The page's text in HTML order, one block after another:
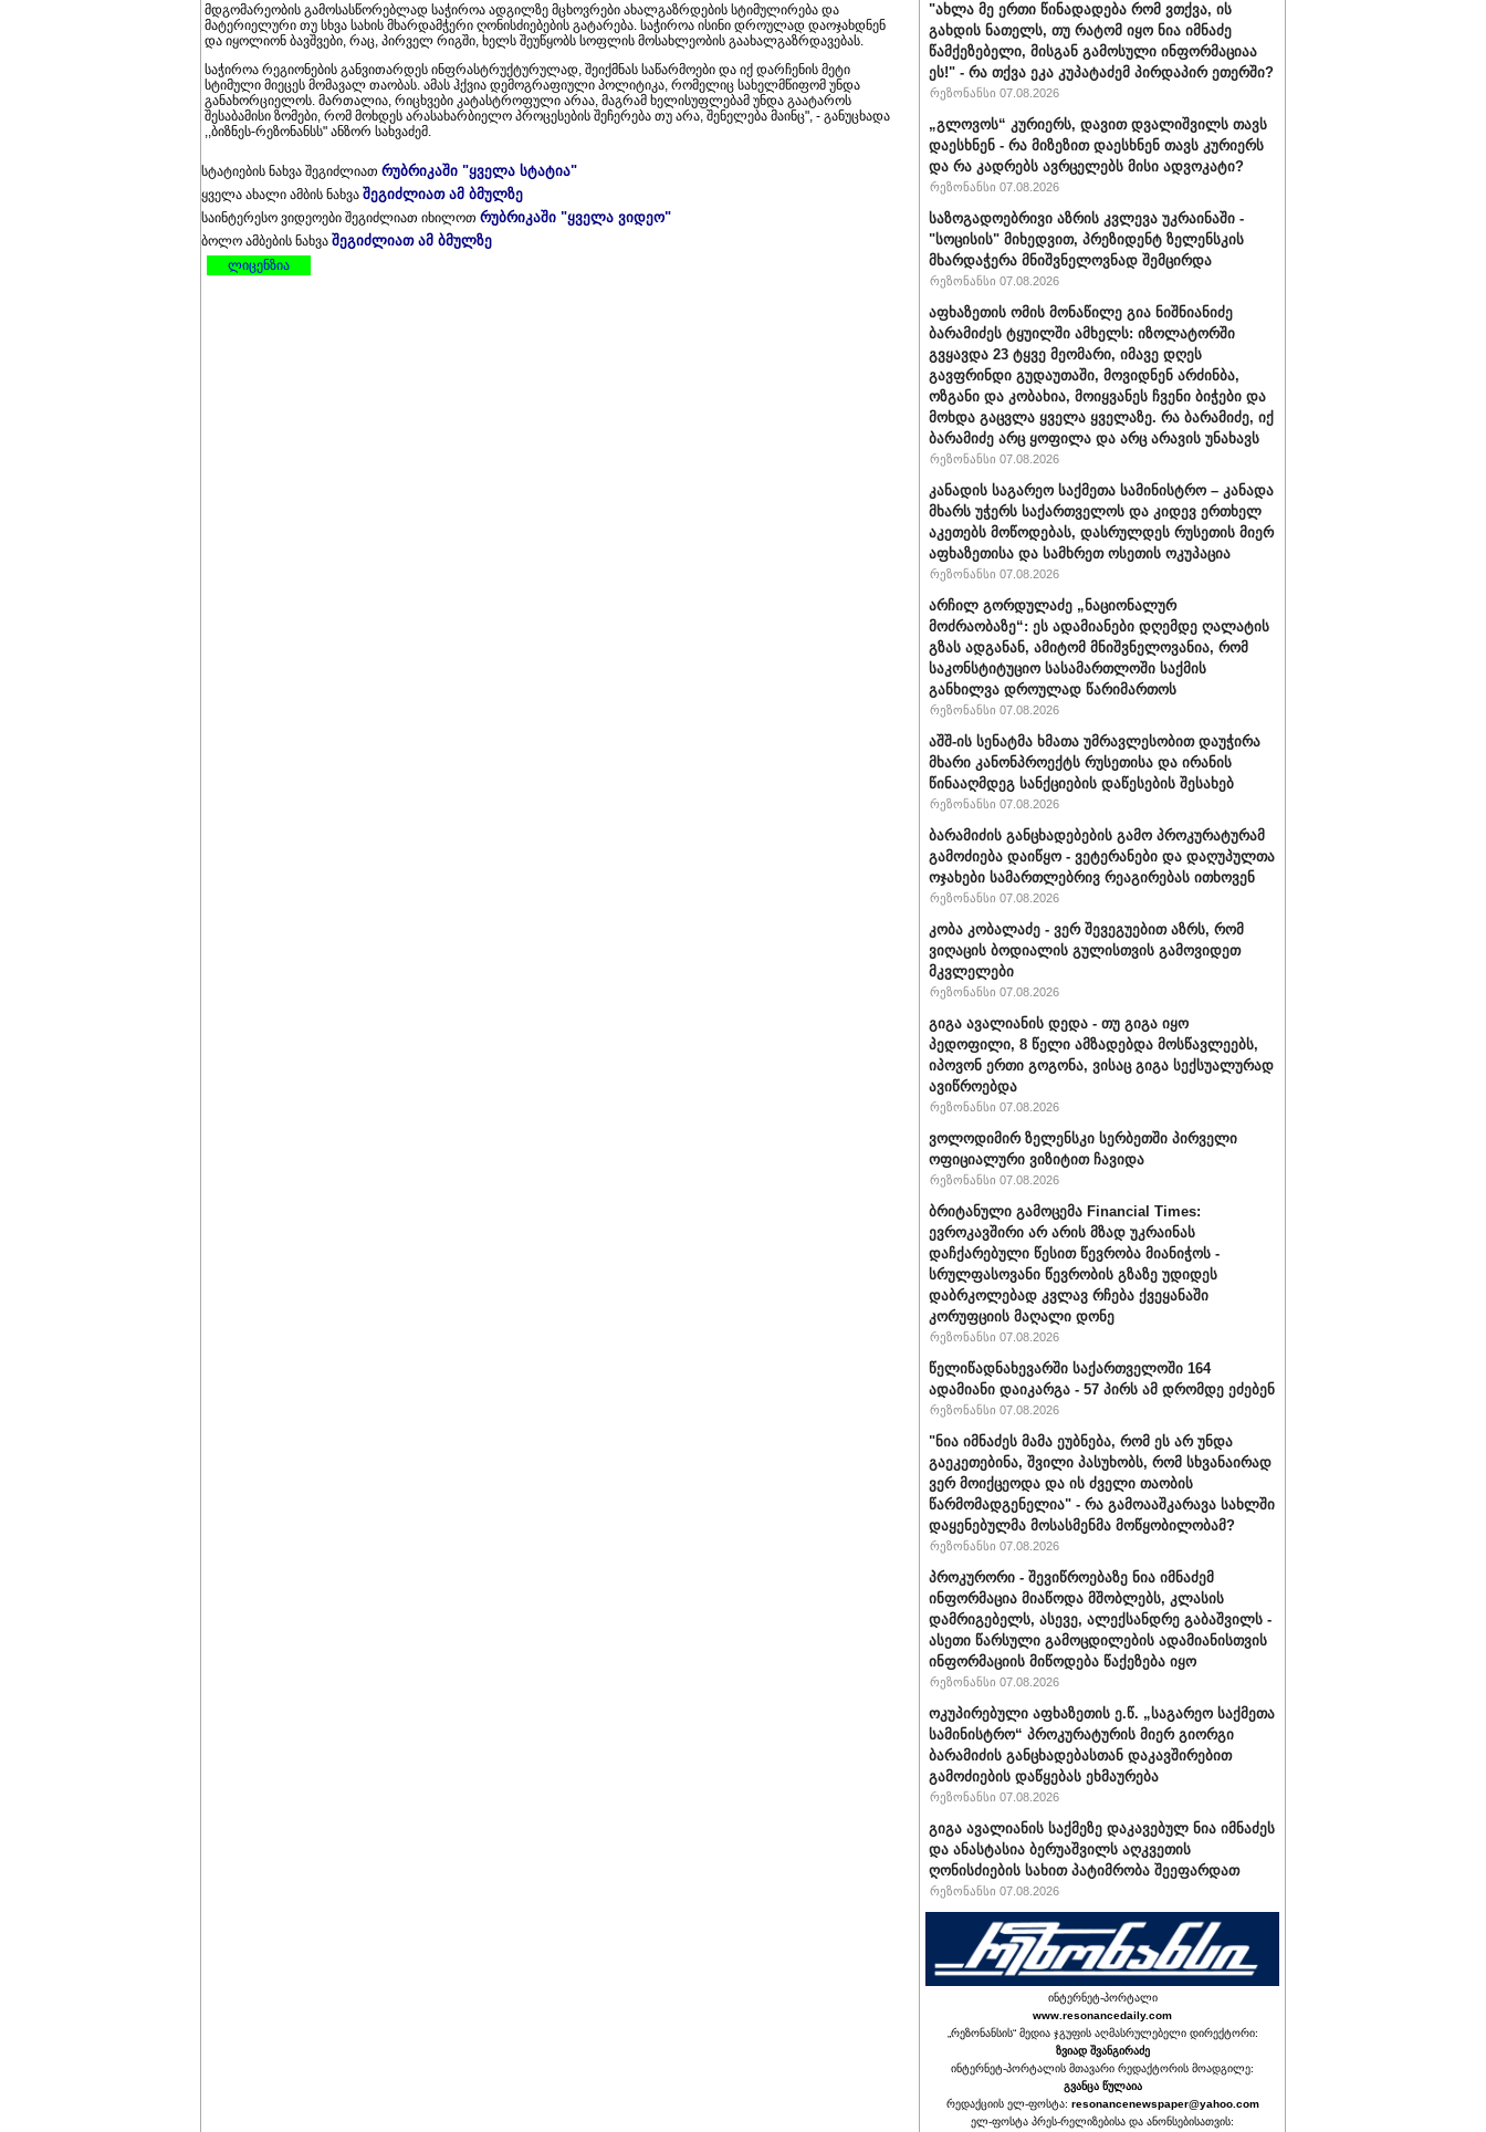
მდგომარეობის გამოსასწორებლად საჭიროა ადგილზე მცხოვრები ახალგაზრდების სტიმულირება და
მატერიელური თუ სხვა სახის მხარდამჭერი ღონისძიებების გატარება. საჭიროა ისინი დროულად დაოჯახდნენ
და იყოლიონ ბავშვები, რაც, პირველ რიგში, ხელს შეუწყობს სოფლის მოსახლეობის გაახალგაზრდავებას.
საჭიროა რეგიონების განვითარდეს ინფრასტრუქტურულად, შეიქმნას საწარმოები და იქ დარჩენის მეტი
სტიმული მიეცეს მომავალ თაობას. ამას ჰქვია დემოგრაფიული პოლიტიკა, რომელიც სახელმწიფომ უნდა
განახორციელოს. მართალია, რიცხვები კატასტროფული არაა, მაგრამ ხელისუფლებამ უნდა გაატაროს
შესაბამისი ზომები, რომ მოხდეს არასახარბიელო პროცესების შეჩერება თუ არა, შენელება მაინც", - განუცხადა
,,ბიზნეს-რეზონანსს" ანზორ სახვაძემ.
სტატიების ნახვა შეგიძლიათ რუბრიკაში "ყველა სტატია"
ყველა ახალი ამბის ნახვა შეგიძლიათ ამ ბმულზე
საინტერესო ვიდეოები შეგიძლიათ იხილოთ რუბრიკაში "ყველა ვიდეო"
ბოლო ამბების ნახვა შეგიძლიათ ამ ბმულზე
ლიცენზია
"ახლა მე ერთი წინადადება რომ ვთქვა, ის
გახდის ნათელს, თუ რატომ იყო ნია იმნაძე
წამქეზებელი, მისგან გამოსული ინფორმაციაა
ეს!" - რა თქვა ეკა კუპატაძემ პირდაპირ ეთერში?
რეზონანსი 07.08.2026
„გლოვოს“ კურიერს, დავით დვალიშვილს თავს
დაესხნენ - რა მიზეზით დაესხნენ თავს კურიერს
და რა კადრებს ავრცელებს მისი ადვოკატი?
რეზონანსი 07.08.2026
საზოგადოებრივი აზრის კვლევა უკრაინაში -
"სოცისის" მიხედვით, პრეზიდენტ ზელენსკის
მხარდაჭერა მნიშვნელოვნად შემცირდა
რეზონანსი 07.08.2026
აფხაზეთის ომის მონაწილე გია ნიშნიანიძე
ბარამიძეს ტყუილში ამხელს: იზოლატორში
გვყავდა 23 ტყვე მეომარი, იმავე დღეს
გავფრინდი გუდაუთაში, მოვიდნენ არძინბა,
ოზგანი და კობახია, მოიყვანეს ჩვენი ბიჭები და
მოხდა გაცვლა ყველა ყველაზე. რა ბარამიძე, იქ
ბარამიძე არც ყოფილა და არც არავის უნახავს
რეზონანსი 07.08.2026
კანადის საგარეო საქმეთა სამინისტრო – კანადა
მხარს უჭერს საქართველოს და კიდევ ერთხელ
აკეთებს მოწოდებას, დასრულდეს რუსეთის მიერ
აფხაზეთისა და სამხრეთ ოსეთის ოკუპაცია
რეზონანსი 07.08.2026
არჩილ გორდულაძე „ნაციონალურ
მოძრაობაზე“: ეს ადამიანები დღემდე ღალატის
გზას ადგანან, ამიტომ მნიშვნელოვანია, რომ
საკონსტიტუციო სასამართლოში საქმის
განხილვა დროულად წარიმართოს
რეზონანსი 07.08.2026
აშშ-ის სენატმა ხმათა უმრავლესობით დაუჭირა
მხარი კანონპროექტს რუსეთისა და ირანის
წინააღმდეგ სანქციების დაწესების შესახებ
რეზონანსი 07.08.2026
ბარამიძის განცხადებების გამო პროკურატურამ
გამოძიება დაიწყო - ვეტერანები და დაღუპულთა
ოჯახები სამართლებრივ რეაგირებას ითხოვენ
რეზონანსი 07.08.2026
კობა კობალაძე - ვერ შევეგუებით აზრს, რომ
ვიღაცის ბოდიალის გულისთვის გამოვიდეთ
მკვლელები
რეზონანსი 07.08.2026
გიგა ავალიანის დედა - თუ გიგა იყო
პედოფილი, 8 წელი ამზადებდა მოსწავლეებს,
იპოვონ ერთი გოგონა, ვისაც გიგა სექსუალურად
ავიწროებდა
რეზონანსი 07.08.2026
ვოლოდიმირ ზელენსკი სერბეთში პირველი
ოფიციალური ვიზიტით ჩავიდა
რეზონანსი 07.08.2026
ბრიტანული გამოცემა Financial Times:
ევროკავშირი არ არის მზად უკრაინას
დაჩქარებული წესით წევრობა მიანიჭოს -
სრულფასოვანი წევრობის გზაზე უდიდეს
დაბრკოლებად კვლავ რჩება ქვეყანაში
კორუფციის მაღალი დონე
რეზონანსი 07.08.2026
წელიწადნახევარში საქართველოში 164
ადამიანი დაიკარგა - 57 პირს ამ დრომდე ეძებენ
რეზონანსი 07.08.2026
"ნია იმნაძეს მამა ეუბნება, რომ ეს არ უნდა
გაეკეთებინა, შვილი პასუხობს, რომ სხვანაირად
ვერ მოიქცეოდა და ის ძველი თაობის
წარმომადგენელია" - რა გამოააშკარავა სახლში
დაყენებულმა მოსასმენმა მოწყობილობამ?
რეზონანსი 07.08.2026
პროკურორი - შევიწროებაზე ნია იმნაძემ
ინფორმაცია მიაწოდა მშობლებს, კლასის
დამრიგებელს, ასევე, ალექსანდრე გაბაშვილს -
ასეთი წარსული გამოცდილების ადამიანისთვის
ინფორმაციის მიწოდება წაქეზება იყო
რეზონანსი 07.08.2026
ოკუპირებული აფხაზეთის ე.წ. „საგარეო საქმეთა
სამინისტრო“ პროკურატურის მიერ გიორგი
ბარამიძის განცხადებასთან დაკავშირებით
გამოძიების დაწყებას ეხმაურება
რეზონანსი 07.08.2026
გიგა ავალიანის საქმეზე დაკავებულ ნია იმნაძეს
და ანასტასია ბერუაშვილს აღკვეთის
ღონისძიების სახით პატიმრობა შეეფარდათ
რეზონანსი 07.08.2026
ინტერნეტ-პორტალი
www.resonancedaily.com
„რეზონანსის“ მედია ჯგუფის აღმასრულებელი დირექტორი:
ზვიად შვანგირაძე
ინტერნეტ-პორტალის მთავარი რედაქტორის მოადგილე:
გვანცა წულაია
რედაქციის ელ-ფოსტა: resonancenewspaper@yahoo.com
ელ-ფოსტა პრეს-რელიზებისა და ანონსებისათვის: